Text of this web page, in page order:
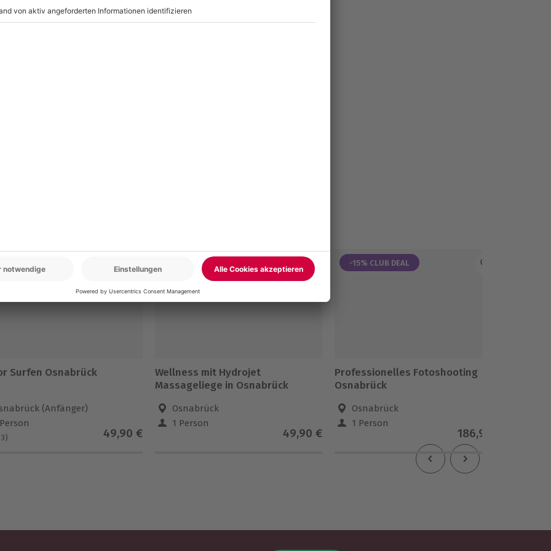
Verletzungen oder
Badeschlappen
Surfen Osnabrück
(Anfänger)
49,90 €
Wellness mit Hydrojet
Massageliege in Osnabrück
Osnabrück
1 Person
49,90 €
-15% CLUB DEAL
Professionelles Fotoshooting
Osnabrück
Osnabrück
1 Person
186,90 €